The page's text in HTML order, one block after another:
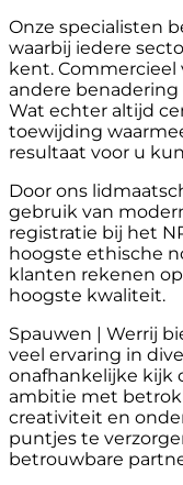
Onze specialisten
waarbij iedere
kent.
andere
Wat echter altijd
toewijding
resultaat voor u
Door ons
gebruik van
registratie bij het
hoogste ethische
klanten rekenen
hoogste kwaliteit.
Spauwen | Werrij
veel ervaring in
onafhankelijke kijk
ambitie met
creativiteit en
puntjes te
betrouwbare